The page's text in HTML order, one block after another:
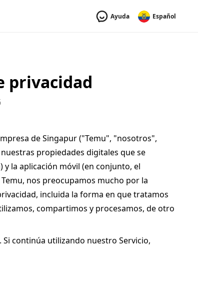
Ayuda Español
privacidad
de Singapur ("Temu", "nosotros",
propiedades digitales que se
la aplicación móvil (en conjunto, el
nos preocupamos mucho por la
incluida la forma en que tratamos
compartimos y procesamos, de otro
continúa utilizando nuestro Servicio,